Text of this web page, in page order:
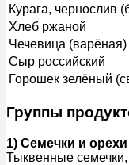
Курага, чернослив
Хлеб ржаной
Чечевица (варёная)
Сыр российский
Горошек зелёный
Группы
1) Семечки и орехи
Тыквенные